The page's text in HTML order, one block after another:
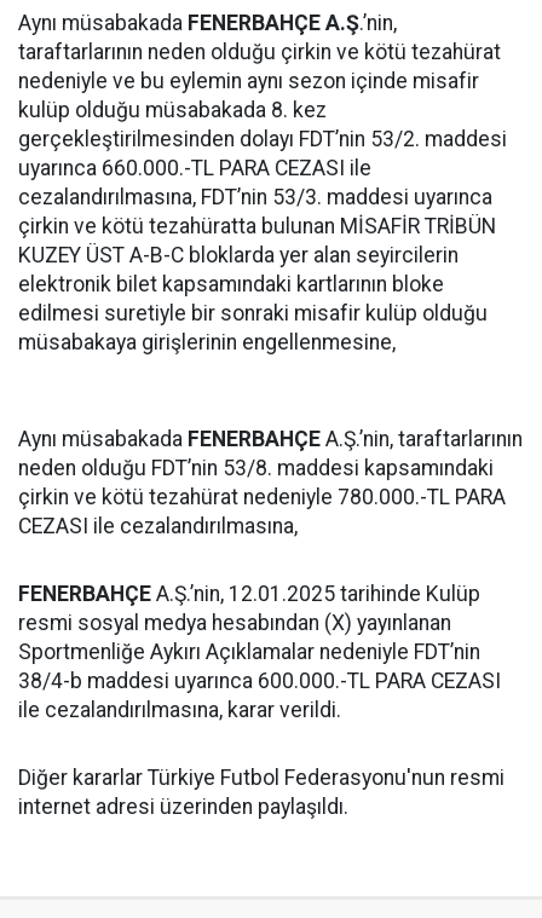
Aynı müsabakada FENERBAHÇE A.Ş.’nin,
taraftarlarının neden olduğu çirkin ve kötü tezahürat
nedeniyle ve bu eylemin aynı sezon içinde misafir
kulüp olduğu müsabakada 8. kez
gerçekleştirilmesinden dolayı FDT’nin 53/2. maddesi
uyarınca 660.000.-TL PARA CEZASI ile
cezalandırılmasına, FDT’nin 53/3. maddesi uyarınca
çirkin ve kötü tezahüratta bulunan MİSAFİR TRİBÜN
KUZEY ÜST A-B-C bloklarda yer alan seyircilerin
elektronik bilet kapsamındaki kartlarının bloke
edilmesi suretiyle bir sonraki misafir kulüp olduğu
müsabakaya girişlerinin engellenmesine,
Aynı müsabakada FENERBAHÇE A.Ş.’nin, taraftarlarının
neden olduğu FDT’nin 53/8. maddesi kapsamındaki
çirkin ve kötü tezahürat nedeniyle 780.000.-TL PARA
CEZASI ile cezalandırılmasına,
FENERBAHÇE A.Ş.’nin, 12.01.2025 tarihinde Kulüp
resmi sosyal medya hesabından (X) yayınlanan
Sportmenliğe Aykırı Açıklamalar nedeniyle FDT’nin
38/4-b maddesi uyarınca 600.000.-TL PARA CEZASI
ile cezalandırılmasına, karar verildi.
Diğer kararlar Türkiye Futbol Federasyonu'nun resmi
internet adresi üzerinden paylaşıldı.